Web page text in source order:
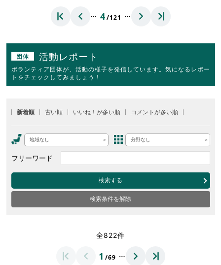
… 4/121 …
団体 活動レポート
ボランティア団体が、活動の様子を発信しています。気になるレポー
トをチェックしてみましょう！
新着順 古い順 いいね！が多い順 コメントが多い順
地域なし 分野なし
フリーワード
検索する
検索条件を解除
全822件
1 /69 …